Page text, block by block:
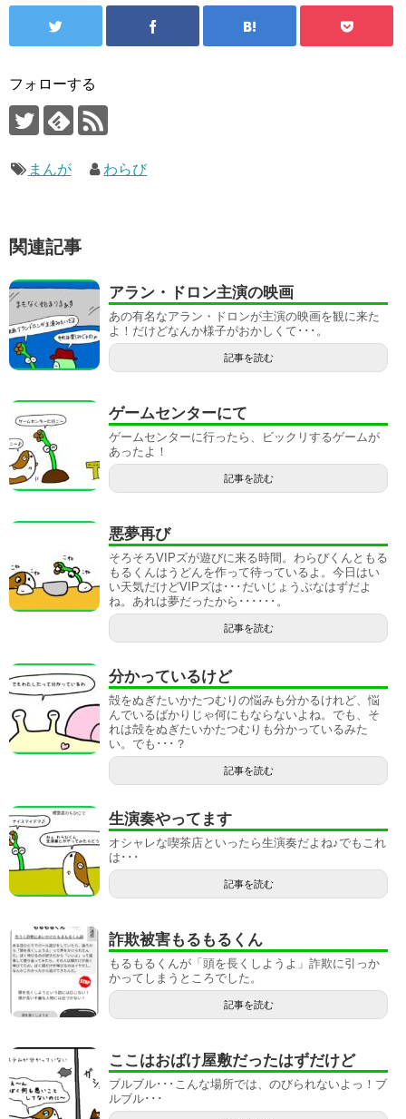
フォローする
まんが わらび
関連記事
アラン・ドロン主演の映画
あの有名なアラン・ドロンが主演の映画を観に来た
よ！だけどなんか様子がおかしくて･･･。
記事を読む
ゲームセンターにて
ゲームセンターに行ったら、ビックリするゲームが
あったよ！
記事を読む
悪夢再び
そろそろVIPズが遊びに来る時間。わらびくんともる
もるくんはうどんを作って待っているよ。今日はい
い天気だけどVIPズは･･･だいじょうぶなはずだよ
ね。あれは夢だったから･･････。
記事を読む
分かっているけど
殻をぬぎたいかたつむりの悩みも分かるけれど、悩
んでいるばかりじゃ何にもならないよね。でも、そ
れは殻をぬぎたいかたつむりも分かっているみた
い。でも･･･？
記事を読む
生演奏やってます
オシャレな喫茶店といったら生演奏だよね♪でもこれ
は･･･
記事を読む
詐欺被害もるもるくん
もるもるくんが「頭を長くしようよ」詐欺に引っか
かってしまうところでした。
記事を読む
ここはおばけ屋敷だったはずだけど
ブルブル･･･こんな場所では、のびられないよっ！ブ
ルブル･･･